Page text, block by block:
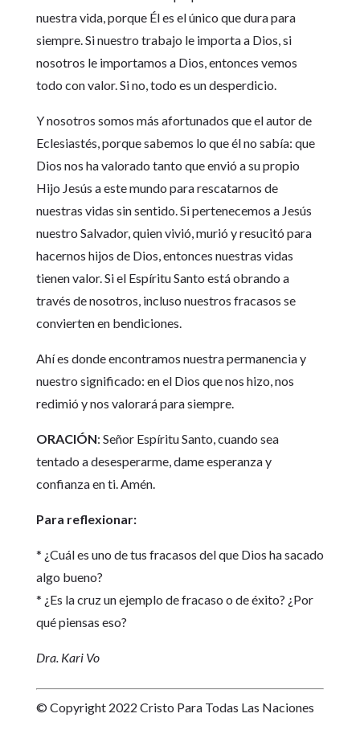
nuestra vida, porque Él es el único que dura para
siempre. Si nuestro trabajo le importa a Dios, si
nosotros le importamos a Dios, entonces vemos
todo con valor. Si no, todo es un desperdicio.
Y nosotros somos más afortunados que el autor de
Eclesiastés, porque sabemos lo que él no sabía: que
Dios nos ha valorado tanto que envió a su propio
Hijo Jesús a este mundo para rescatarnos de
nuestras vidas sin sentido. Si pertenecemos a Jesús
nuestro Salvador, quien vivió, murió y resucitó para
hacernos hijos de Dios, entonces nuestras vidas
tienen valor. Si el Espíritu Santo está obrando a
través de nosotros, incluso nuestros fracasos se
convierten en bendiciones.
Ahí es donde encontramos nuestra permanencia y
nuestro significado: en el Dios que nos hizo, nos
redimió y nos valorará para siempre.
ORACIÓN: Señor Espíritu Santo, cuando sea
tentado a desesperarme, dame esperanza y
confianza en ti. Amén.
Para reflexionar:
* ¿Cuál es uno de tus fracasos del que Dios ha sacado
algo bueno?
* ¿Es la cruz un ejemplo de fracaso o de éxito? ¿Por
qué piensas eso?
Dra. Kari Vo
© Copyright 2022 Cristo Para Todas Las Naciones